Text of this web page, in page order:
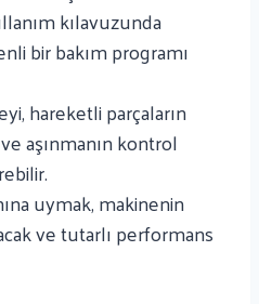
kılavuzunda
bir bakım programı
hareketli parçaların
aşınmanın kontrol
uymak, makinenin
ve tutarlı performans